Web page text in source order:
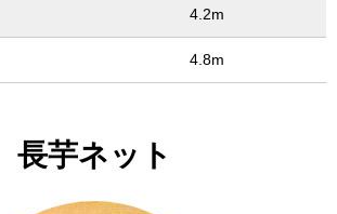
4.2m
4.8m
長芋ネット